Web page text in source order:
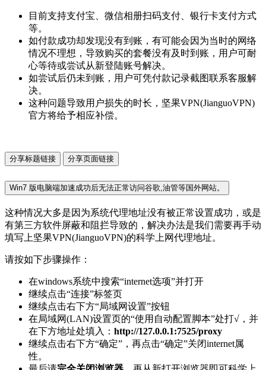
目前支持支付宝、微信相册扫码支付、银行卡支付方式
等。
如付款成功却发现没有到账，有可能会因为当时的网络
情况不理想，导致购买的套餐没有及时到账，用户可耐
心等待或尝试从新登陆账号解决。
如尝试后仍未到账，用户可凭付款记录截图联系客服解
决。
这种问题导致用户损失的时长，坚果VPN(JianguoVPN)
官方将给予相应补偿。
分享标题链接 分享页面链接
Win7 版电脑端加速成功后无法正常访问谷歌,油管等国外网站。
这种情况大多是因为系统代理地址没有被正常设置成功，或是
有第三方软件屏蔽和阻拦导致的，解决办法是我们需要再手动
填写上坚果VPN(JianguoVPN)的科学上网代理地址。
请按如下步骤操作：
在windows系统中搜索“internet选项”并打开
继续点击“连接”标签页
继续点击右下方“局域网设置”按钮
在局域网(LAN)设置页的“使用自动配置脚本”处打√，并
在下方地址处填入： http://127.0.0.1:7525/proxy
继续点击右下方“确定”，再点击“确定”关闭internet属
性。